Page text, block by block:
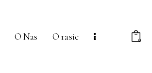
O Nas O rasie 0